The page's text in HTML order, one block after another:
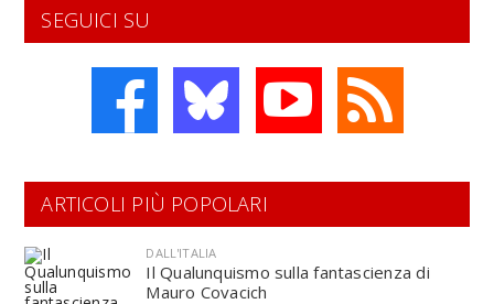
SEGUICI SU
ARTICOLI PIÙ POPOLARI
DALL'ITALIA
Il Qualunquismo sulla fantascienza di
Mauro Covacich